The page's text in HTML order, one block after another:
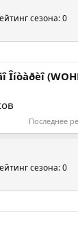
сезона: 0
Îíòàðèî
Последнее
сезона: 0